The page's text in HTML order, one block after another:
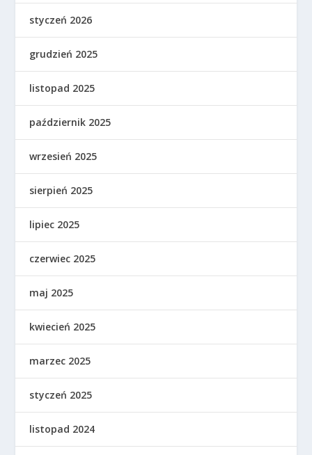
styczeń 2026
grudzień 2025
listopad 2025
październik 2025
wrzesień 2025
sierpień 2025
lipiec 2025
czerwiec 2025
maj 2025
kwiecień 2025
marzec 2025
styczeń 2025
listopad 2024